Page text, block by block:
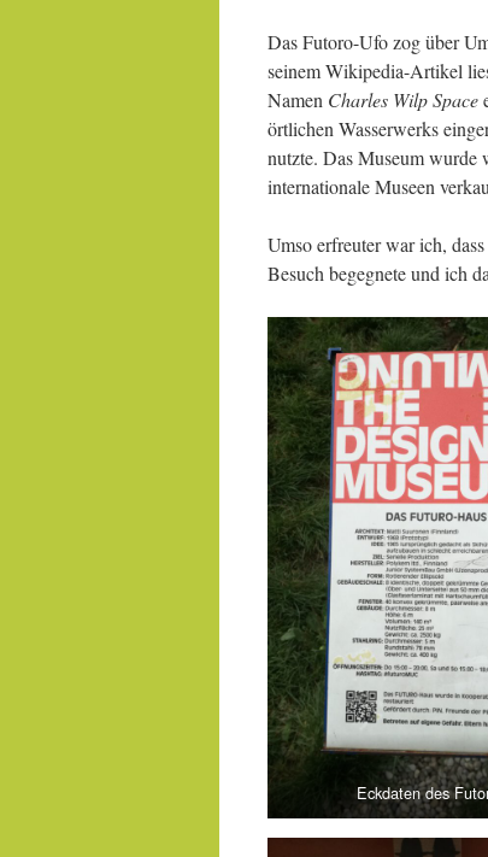
Das Futoro-Ufo zog über
seinem Wikipedia-Artikel
Namen Charles Wilp Space
örtlichen Wasserwerks
nutzte. Das Museum wurde
internationale Museen
Umso erfreuter war ich,
Besuch begegnete und ich
Eckdaten des